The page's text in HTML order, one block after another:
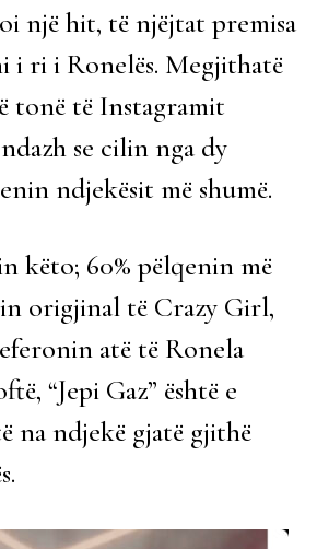
një hit, të njëjtat premisa
i ri i Ronelës. Megjithatë
tonë të Instagramit
se cilin nga dy
ndjekësit më shumë.
këto; 60% pëlqenin më
origjinal të Crazy Girl,
atë të Ronela
“Jepi Gaz” është e
na ndjekë gjatë gjithë